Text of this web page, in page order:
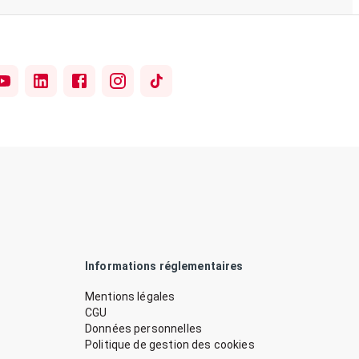
Informations réglementaires
Mentions légales
CGU
Données personnelles
Politique de gestion des cookies